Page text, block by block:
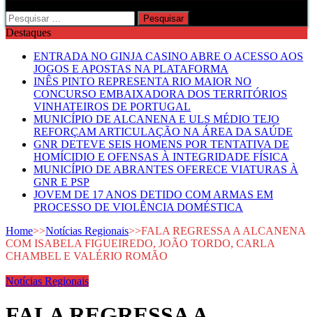
Pesquisar
por:
Destaques
ENTRADA NO GINJA CASINO ABRE O ACESSO AOS
JOGOS E APOSTAS NA PLATAFORMA
INÊS PINTO REPRESENTA RIO MAIOR NO
CONCURSO EMBAIXADORA DOS TERRITÓRIOS
VINHATEIROS DE PORTUGAL
MUNICÍPIO DE ALCANENA E ULS MÉDIO TEJO
REFORÇAM ARTICULAÇÃO NA ÁREA DA SAÚDE
GNR DETEVE SEIS HOMENS POR TENTATIVA DE
HOMÍCIDIO E OFENSAS À INTEGRIDADE FÍSICA
MUNICÍPIO DE ABRANTES OFERECE VIATURAS À
GNR E PSP
JOVEM DE 17 ANOS DETIDO COM ARMAS EM
PROCESSO DE VIOLÊNCIA DOMÉSTICA
Home>>Notícias Regionais>>FALA REGRESSA A ALCANENA
COM ISABELA FIGUEIREDO, JOÃO TORDO, CARLA
CHAMBEL E VALÉRIO ROMÃO
Notícias Regionais